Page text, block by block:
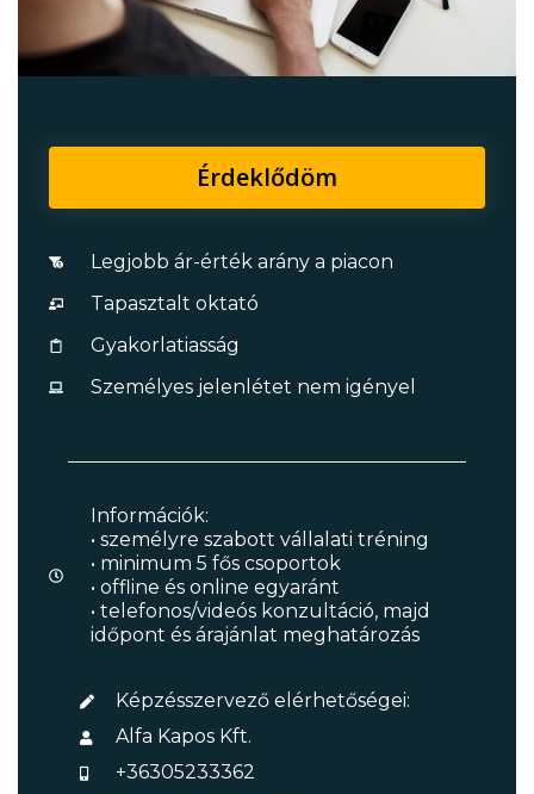
Érdeklődöm
Legjobb ár-érték arány a piacon
Tapasztalt oktató
Gyakorlatiasság
Személyes jelenlétet nem igényel
Információk:
• személyre szabott vállalati tréning
• minimum 5 fős csoportok
• offline és online egyaránt
• telefonos/videós konzultáció, majd
időpont és árajánlat meghatározás
Képzésszervező elérhetőségei:
Alfa Kapos Kft.
+36305233362